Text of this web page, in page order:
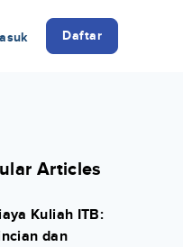
Daftar
Articles
Kuliah ITB:
dan